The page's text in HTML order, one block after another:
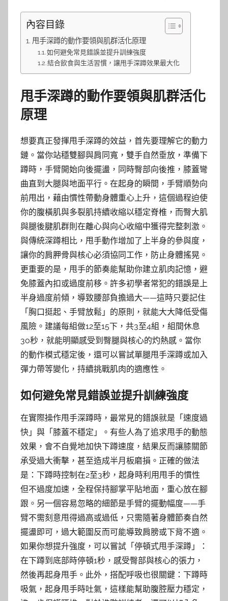
內容目錄
甩手深蹲的動作要領與肌群活化原理
如何避免常見錯誤並提升訓練強度
結合飲食與生活習慣，讓甩手深蹲效果最大化
甩手深蹲的動作要領與肌群活化
原理
想要真正發揮甩手深蹲的效益，首先要理解它的動力
鏈。當你站穩雙腳與肩同寬，雙手自然垂放，準備下
蹲時，手臂開始向後擺盪，同時臀部向後推，膝蓋彎
曲直到大腿與地面平行。在起身的瞬間，手臂順勢向
前甩出，藉由慣性帶動身體重心上升，這個過程迫使
你的腹橫肌與多裂肌持續收縮以穩定脊椎，而臀大肌
與腿後腱肌群則在離心與向心收縮中獲得完整刺激。
與傳統深蹲相比，甩手動作增加了上半身的參與度，
讓你的肩胛骨與核心必須協同工作，防止身體搖晃。
更重要的是，甩手的節奏能幫助你建立肌肉記憶，避
免膝蓋內扣或過度前移。許多初學者常犯的錯誤是上
半身過度前傾，導致腰部負擔過大——這時只要記住
「胸口挺起、手臂放鬆」的原則，就能大大降低受傷
風險。建議每組做12至15下，共3至4組，組間休息
30秒，就能明顯感受到臀腿與核心的灼熱感。當你
的動作模式穩定後，還可以嘗試單腿甩手深蹲或加入
彈力帶等變化，持續挑戰肌肉的適應性。
如何避免常見錯誤並提升訓練強度
在實際操作甩手深蹲時，最常見的錯誤就是「速度過
快」與「膝蓋不穩定」。有些人為了追求甩手的動態
效果，會不自覺地加快下蹲速度，結果反而讓膝關節
承受過大衝擊，甚至造成半月板磨損。正確的做法
是：下蹲時控制在2至3秒，起身時利用甩手的慣性
但不過度加速，全程保持腳掌平貼地面，重心放在腳
跟。另一個容易忽略的細節是手臂的擺動幅度——手
臂不需刻意甩得過高或過低，只需隨著身體節奏自然
擺盪即可，過大範圍反而可能導致肩膀或下背不適。
如果你想提升強度，可以嘗試「停頓式甩手深蹲」：
在下蹲到底部時停頓1秒，感受臀部與核心的張力，
然後再起身甩手。此外，搭配呼吸也很關鍵：下蹲時
吸氣，起身甩手時吐氣，這樣能幫助腹腔壓力穩定，